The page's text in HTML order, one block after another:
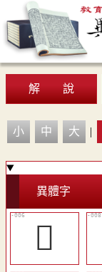
最新消息
解 說
小 中 大 |
異體字
󲏽